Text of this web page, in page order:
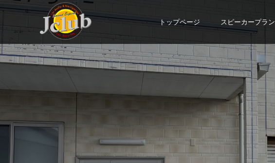
トップページ スピーカープラン